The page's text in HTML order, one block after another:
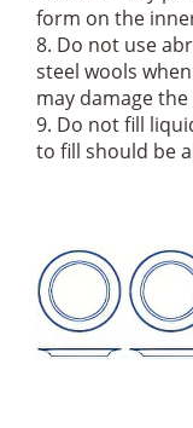
form on the
8. Do not use
steel wools
may damage
9. Do not fill
to fill should be